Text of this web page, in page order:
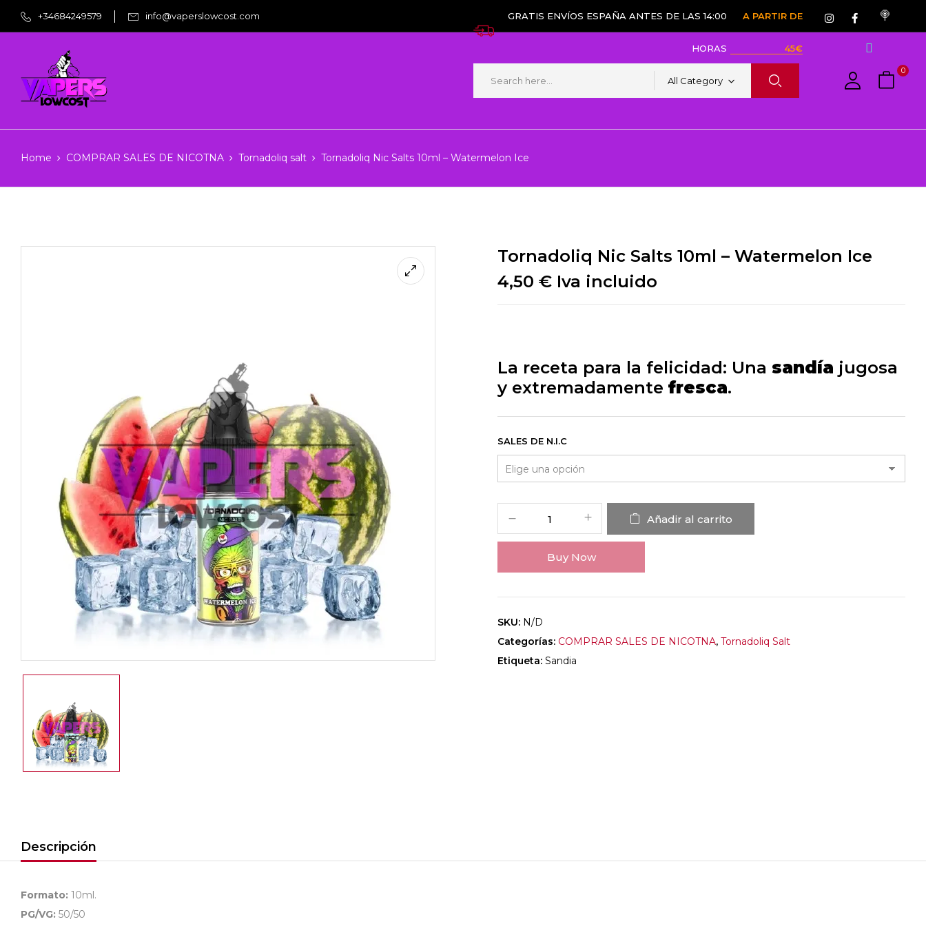
+34684249579 info@vaperslowcost.com GRATIS ENVÍOS ESPAÑA ANTES DE LAS 14:00
HORAS
A PARTIR DE
45€
All Category
0
Home COMPRAR SALES DE NICOTNA Tornadoliq salt Tornadoliq Nic Salts 10ml – Watermelon Ice
Tornadoliq Nic Salts 10ml – Watermelon Ice
4,50 € Iva incluido
La receta para la felicidad: Una sandía jugosa
y extremadamente fresca.
SALES DE N.I.C
Añadir al carrito
Buy Now
SKU: N/D
Categorías: COMPRAR SALES DE NICOTNA, Tornadoliq Salt
Etiqueta: Sandia
Descripción
Formato: 10ml.
PG/VG: 50/50